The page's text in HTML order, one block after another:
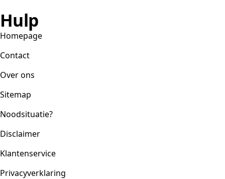
Hulp
Homepage
Contact
Over ons
Sitemap
Noodsituatie?
Disclaimer
Klantenservice
Privacyverklaring